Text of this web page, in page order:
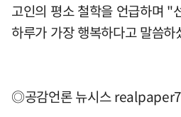
고인의 평소 철학을 언급하며 "
하루가 가장 행복하다고 말씀
◎공감언론 뉴시스